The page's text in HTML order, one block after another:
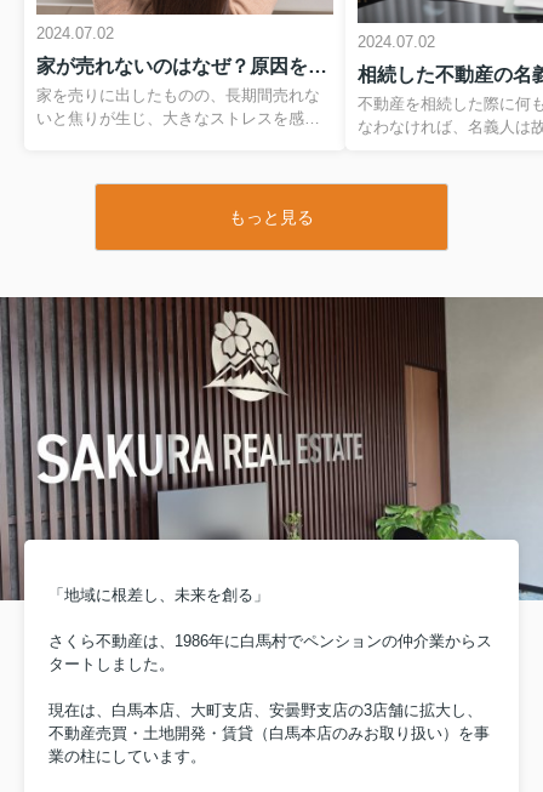
2024.07.02
家が売れないのはなぜ？原因を知ってストレスをなくそう！
家を売りに出したものの、長期間売れな
いと焦りが生じ、大きなストレスを感じ
や、売れない時にやってはいけない行動
を理解しておく必要があります。そこで
ふまえて解説します。▼ 物件情報が見た
売買・投資物件一覧へ進む家が売れない
のはストレス！1年以上家が売れない理由
1年以上家が売れない理由のひとつに、売
り出し価格が適正でない可能性が考えら
れます。家の購入を希望している方は、
物件の価値と価格がつり合っていない
と、購入意欲がなくなってしまうので
す。売り出し価格...
2024.07.02
不動産を相続した際に何
なわなければ、名義人は
続きを「登記」といいま
有者が変わった場合は、
や相続登記などによって
の名義に変更する必要...
もっと見る
「地域に根差し、未来を創る」
さくら不動産は、1986年に白馬村でペンションの仲介業からス
タートしました。
現在は、白馬本店、大町支店、安曇野支店の3店舗に拡大し、
不動産売買・土地開発・賃貸（白馬本店のみお取り扱い）を事
業の柱にしています。